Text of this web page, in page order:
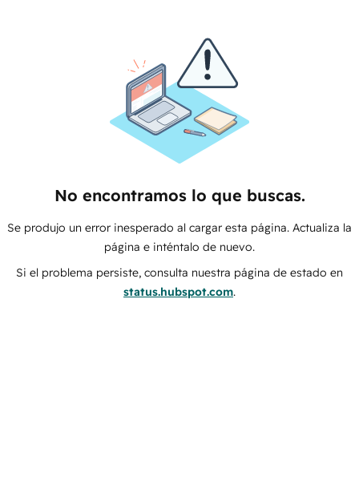
No encontramos lo que buscas.
Se produjo un error inesperado al cargar esta página. Actualiza la
página e inténtalo de nuevo.
Si el problema persiste, consulta nuestra página de estado en
status.hubspot.com.